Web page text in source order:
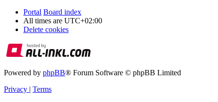
Portal Board index
All times are UTC+02:00
Delete cookies
Powered by phpBB® Forum Software © phpBB Limited
Privacy | Terms